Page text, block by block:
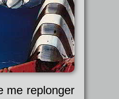
me replonger